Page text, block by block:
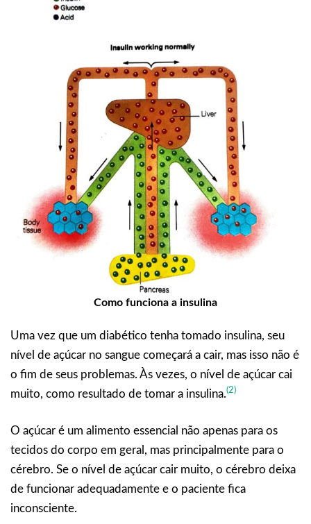
Como funciona a insulina
Uma vez que um diabético tenha tomado insulina, seu
nível de açúcar no sangue começará a cair, mas isso não é
o fim de seus problemas. Às vezes, o nível de açúcar cai
muito, como resultado de tomar a insulina.(2)
O açúcar é um alimento essencial não apenas para os
tecidos do corpo em geral, mas principalmente para o
cérebro. Se o nível de açúcar cair muito, o cérebro deixa
de funcionar adequadamente e o paciente fica
inconsciente.